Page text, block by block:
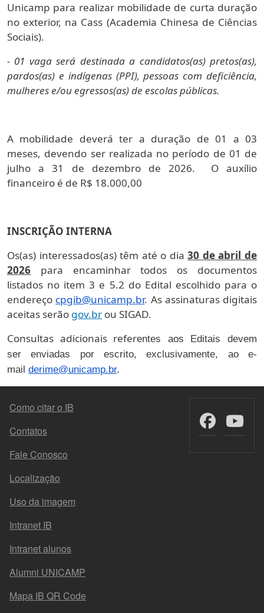
Unicamp para realizar mobilidade de curta duração
no exterior, na Cass (Academia Chinesa de Ciências
Sociais).
- 01 vaga será destinada a candidatos(as) pretos(as),
pardos(as) e indígenas (PPI), pessoas com deficiência,
mulheres e/ou egressos(as) de escolas públicas.
A mobilidade deverá ter a duração de 01 a 03
meses, devendo ser realizada no período de 01 de
julho a 31 de dezembro de 2026. O auxílio
financeiro é de R$ 18.000,00
INSCRIÇÃO INTERNA
Os(as) interessados(as) têm até o dia30 de abril de
2026 para encaminhar todos os documentos
listados no item 3 e 5.2 do Edital escolhido para o
endereço cpgib@unicamp.br. As assinaturas digitais
aceitas serão gov.br ou SIGAD.
Consultas adicionais referentes aos Editais devem
ser enviadas por escrito, exclusivamente, ao e-
mail derime@unicamp.br.
FOOTER MENU
Como citar o IB
Contatos
Fale Conosco
Localização
Uso da imagem
Intranet IB
Intranet alunos
Alumni UNICAMP
Mapa IB QR Code